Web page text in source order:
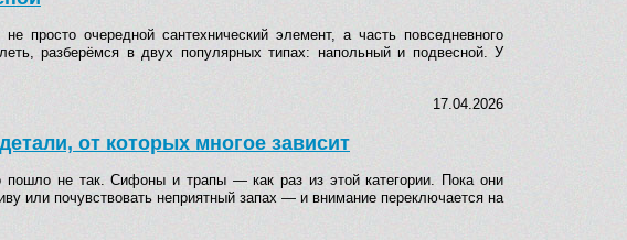
очередной сантехнический элемент, а часть повседневного
разберёмся в двух популярных типах: напольный и подвесной. У
17.04.2026
от которых многое зависит
пошло не так. Сифоны и трапы — как раз из этой категории. Пока они
или почувствовать неприятный запах — и внимание переключается на